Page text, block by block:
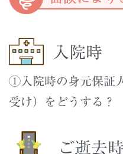
入院時
①入院時の身元保証
受け）をどうする？
ご逝去時